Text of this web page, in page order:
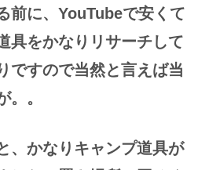
前に、YouTubeで安くて
具をかなりリサーチして
ですので当然と言えば当
。。
、かなりキャンプ道具が